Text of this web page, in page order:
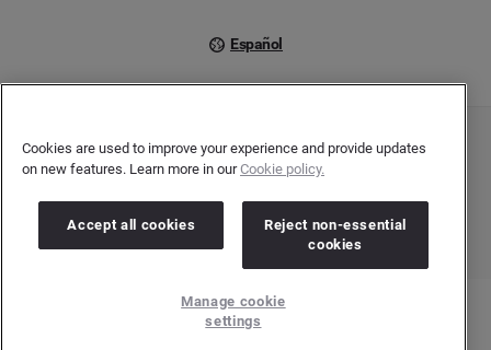
Español
Copyright © 2026 Brandwatch. Todos los derechos reservados. Cision Group Ltd, 7th
Floor, 5 Churchill Place, Canary Wharf, London, E14 5HU
Cookies are used to improve your experience and provide updates
on new features. Learn more in ourCookie policy.
Accept all cookies
Reject non-essential
cookies
Manage cookie
settings